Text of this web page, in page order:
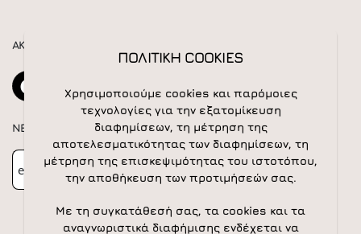
ΑΚΟΛΟΥΘΕΙΣΤΕ ΜΑΣ
NEWSLETTER
Newsletter Subscribe
ΠΟΛΙΤΙΚΗ COOKIES
Χρησιμοποιούμε cookies και παρόμοιες
τεχνολογίες για την εξατομίκευση
διαφημίσεων, τη μέτρηση της
αποτελεσματικότητας των διαφημίσεων, τη
μέτρηση της επισκεψιμότητας του ιστοτόπου,
την αποθήκευση των προτιμήσεών σας.
Με τη συγκατάθεσή σας, τα cookies και τα
αναγνωριστικά διαφήμισης ενδέχεται να